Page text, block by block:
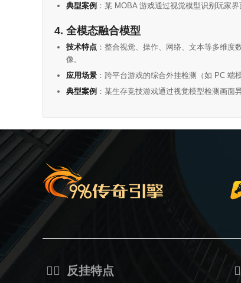
典型案例 ：某 MOBA 游戏通过视觉模型识别玩家
4. 全模态融合模型
技术特点 ：整合视觉、操作、网络、文本等多维
像。
应用场景 ：跨平台游戏的综合外挂检测（如 PC 端
典型案例 ：某生存竞技游戏通过视觉模型检测画面
ᅟᅠ 反挂特点